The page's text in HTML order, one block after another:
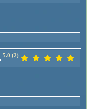
5.0 (2)